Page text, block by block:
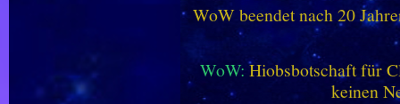
WoW beendet nach 20
WoW: Hiobsbotschaft für
keinen